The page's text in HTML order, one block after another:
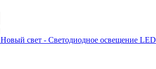
Новый свет - Светодиодное освещение LED